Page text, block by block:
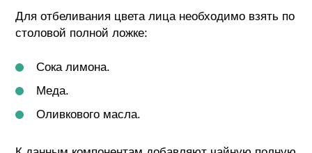
Для отбеливания цвета лица необходимо взять по
столовой полной ложке:
Сока лимона.
Меда.
Оливкового масла.